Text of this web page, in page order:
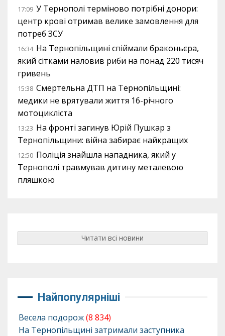
17:09 У Тернополі терміново потрібні донори:
центр крові отримав велике замовлення для
потреб ЗСУ
16:34 На Тернопільщині спіймали браконьєра,
який сітками наловив риби на понад 220 тисяч
гривень
15:38 Смертельна ДТП на Тернопільщині:
медики не врятували життя 16-річного
мотоцикліста
13:23 На фронті загинув Юрій Пушкар з
Тернопільщини: війна забирає найкращих
12:50 Поліція знайшла нападника, який у
Тернополі травмував дитину металевою
пляшкою
Читати всі новини
Найпопулярніші
Весела подорож(8 834)
На Тернопільщині затримали заступника